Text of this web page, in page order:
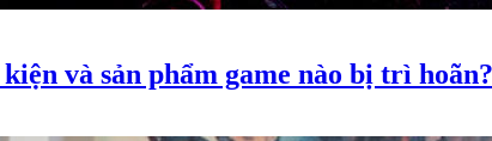
và sản phẩm game nào bị trì hoãn?